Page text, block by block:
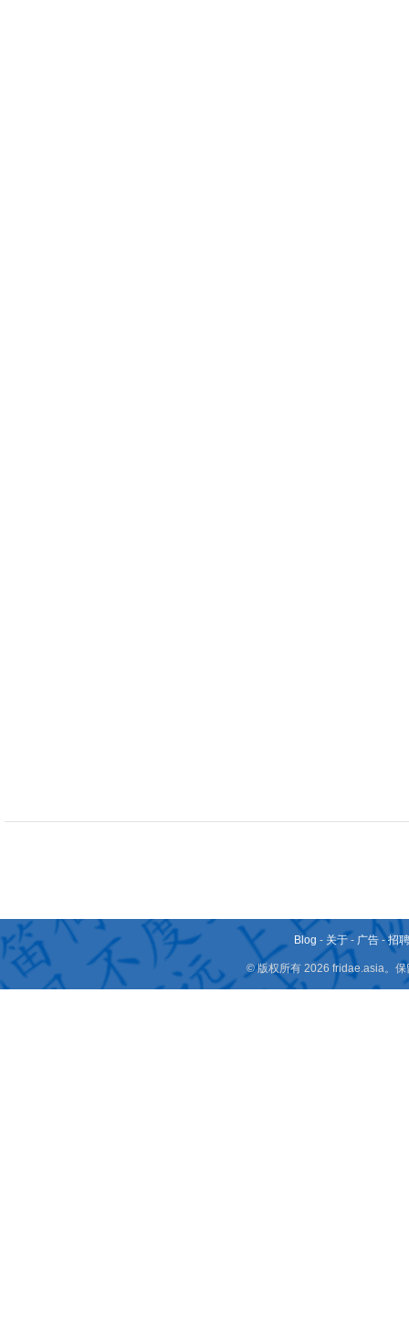
Blog - 关于 - 广告 -招
© 版权所有 2026 fridae.asia。